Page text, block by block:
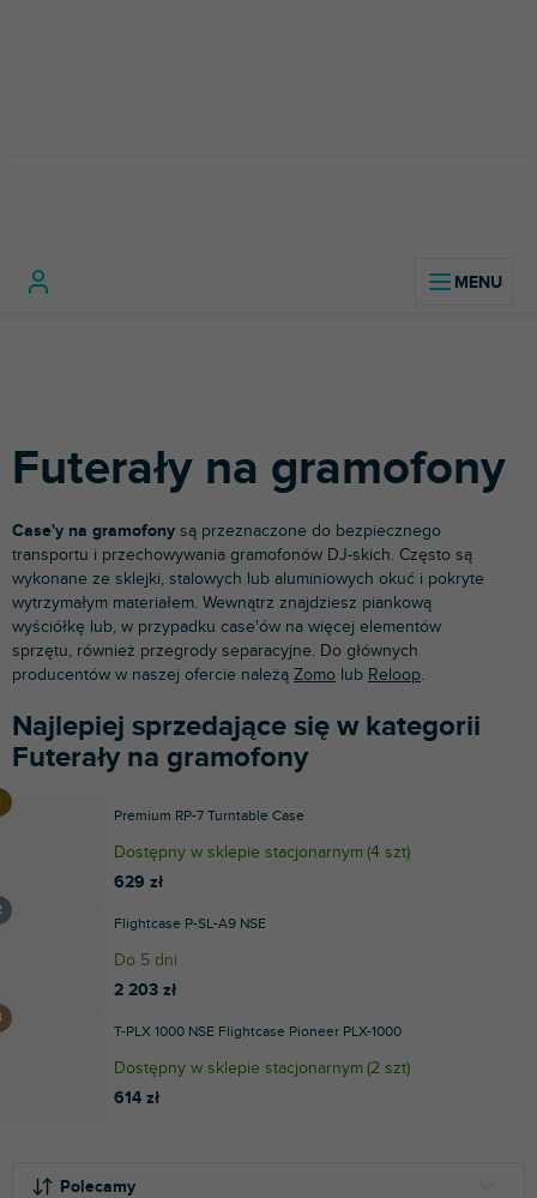
Futerały na gramofony
Case'y na gramofony są przeznaczone do bezpiecznego
transportu i przechowywania gramofonów DJ-skich. Często są
wykonane ze sklejki, stalowych lub aluminiowych okuć i pokryte
wytrzymałym materiałem. Wewnątrz znajdziesz piankową
wyściółkę lub, w przypadku case'ów na więcej elementów
sprzętu, również przegrody separacyjne. Do głównych
producentów w naszej ofercie należą Zomo lub Reloop.
Najlepiej sprzedające się w kategorii
Futerały na gramofony
Premium RP-7 Turntable Case
Dostępny w sklepie stacjonarnym(4 szt)
629 zł
Flightcase P-SL-A9 NSE
Do 5 dni
2 203 zł
T-PLX 1000 NSE Flightcase Pioneer PLX-1000
Dostępny w sklepie stacjonarnym(2 szt)
614 zł
Polecamy